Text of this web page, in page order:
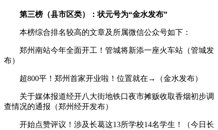
第三榜（县市区类）：状元号为“金水发布”
本榜综合排名较高的文章及所属微信公众号如下：
郑州南站今年全面开工！管城将新添一座火车站（管城发
布）
超800平！郑州首家开业啦！位置就在→（金水发布）
关于媒体报道经开八大街地铁口夜市摊贩收取香烟初步调
查情况的通报（郑州经开发布）
开始点赞评议！涉及长葛这13所学校14名学生！（今日长